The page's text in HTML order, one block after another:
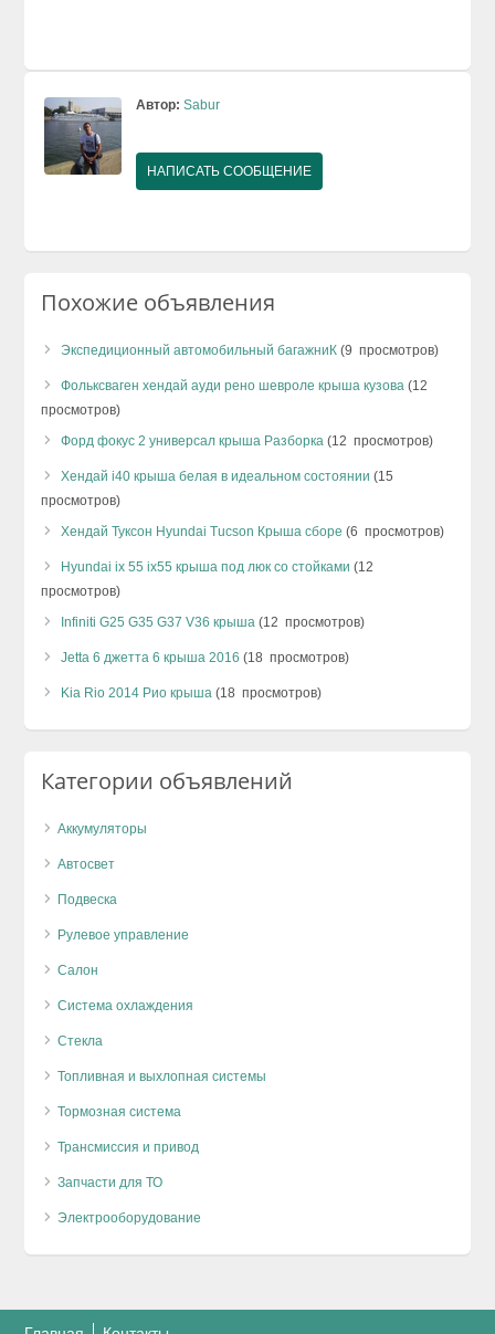
Автор: Sabur
НАПИСАТЬ СООБЩЕНИЕ
Похожие объявления
Экспедиционный автомобильный багажниК (9 просмотров)
Фольксваген хендай ауди рено шевроле крыша кузова (12
просмотров)
Форд фокус 2 универсал крыша Разборка (12 просмотров)
Хендай i40 крыша белая в идеальном состоянии (15
просмотров)
Хендай Туксон Hyundai Tucson Крыша сборе (6 просмотров)
Hyundai ix 55 ix55 крыша под люк со стойками (12
просмотров)
Infiniti G25 G35 G37 V36 крыша (12 просмотров)
Jetta 6 джетта 6 крыша 2016 (18 просмотров)
Kia Rio 2014 Рио крыша (18 просмотров)
Категории объявлений
Аккумуляторы
Автосвет
Подвеска
Рулевое управление
Салон
Система охлаждения
Стекла
Топливная и выхлопная системы
Тормозная система
Трансмиссия и привод
Запчасти для ТО
Электрооборудование